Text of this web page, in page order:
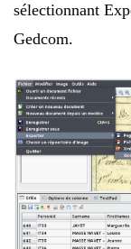
sélectionnant
Gedcom.